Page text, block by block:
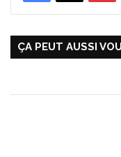
ÇA PEUT AUSSI